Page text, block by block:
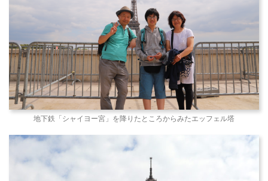
地下鉄「シャイヨー宮」を降りたところからみたエッフェル塔